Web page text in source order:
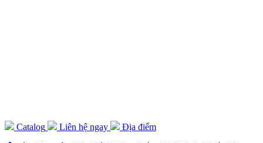
Catalog Liên hệ ngay
Địa điểm